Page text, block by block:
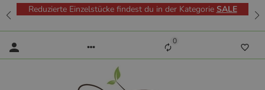
Reduzierte Einzelstücke findest du in der Kategorie SALE
0